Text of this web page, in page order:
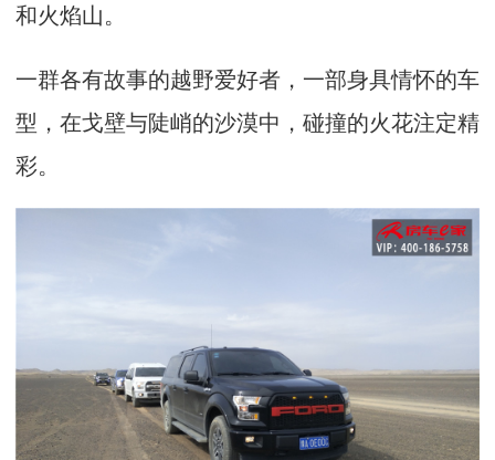
和火焰山。
一群各有故事的越野爱好者，一部身具情怀的车
型，在戈壁与陡峭的沙漠中，碰撞的火花注定精
彩。